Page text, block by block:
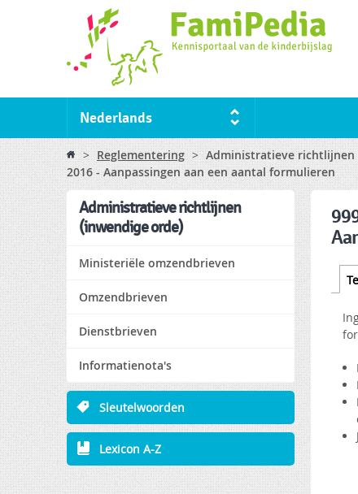
Nederlands
You are here
> Reglementering > Administratieve richtlijnen
2016 - Aanpassingen aan een aantal formulieren
Administratieve richtlijnen
(inwendige orde)
Ministeriële omzendbrieven
Omzendbrieven
Dienstbrieven
Informatienota's
Sleutelwoorden
Lexicon A-Z